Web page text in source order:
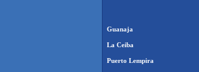
Guanaja
La Ceiba
Puerto Lempira